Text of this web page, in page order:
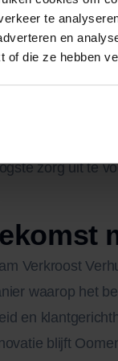
te
en
of die ze hebben
betekende de
de extra
en
zorg uit te
Verkroost
waarop het
en
blijft